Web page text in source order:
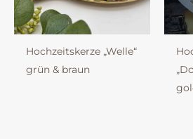
Hochzeitskerze „Welle“
grün & braun